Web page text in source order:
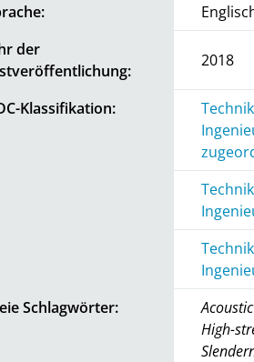
der
2018
Klassifikation:
Schlagwörter:
High-